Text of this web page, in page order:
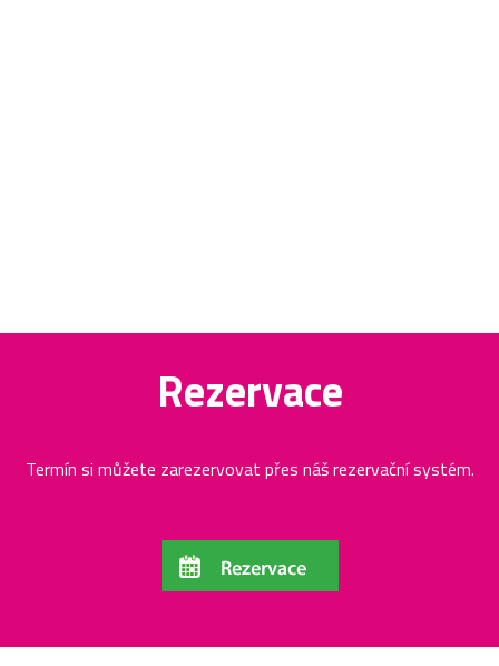
Rezervace
Termín si můžete zarezervovat přes náš rezervační systém.